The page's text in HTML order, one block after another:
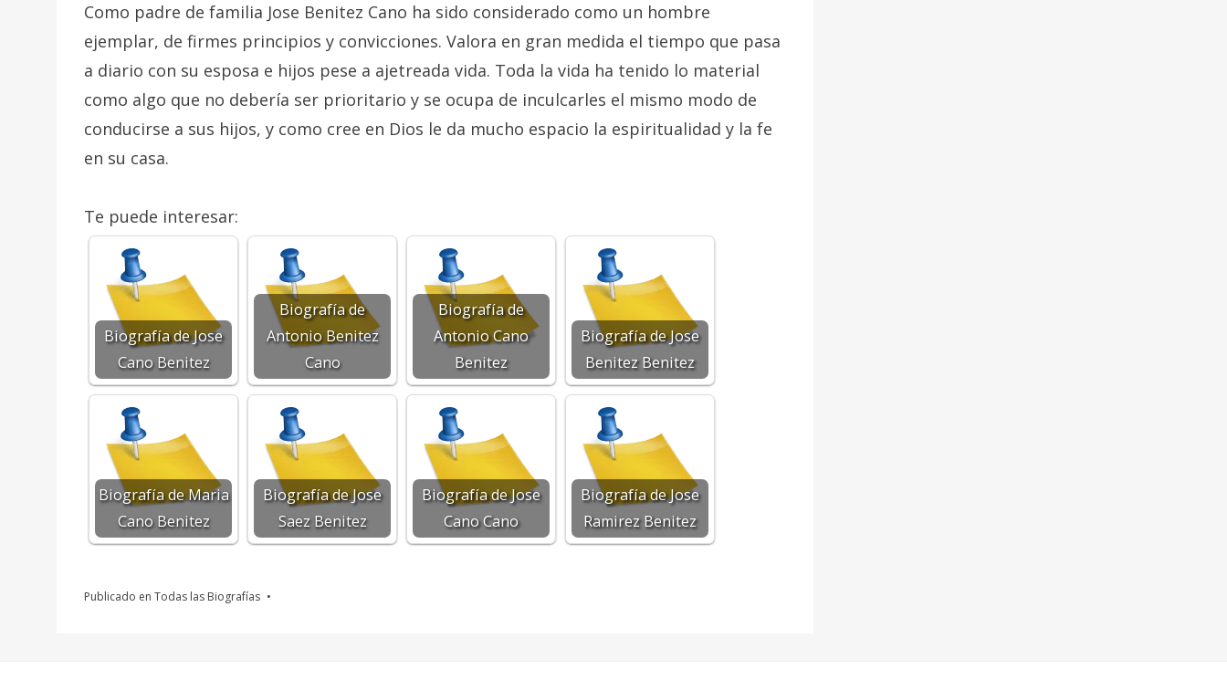
Como padre de familia Jose Benitez Cano ha sido considerado como un hombre
ejemplar, de firmes principios y convicciones. Valora en gran medida el tiempo que pasa
a diario con su esposa e hijos pese a ajetreada vida. Toda la vida ha tenido lo material
como algo que no debería ser prioritario y se ocupa de inculcarles el mismo modo de
conducirse a sus hijos, y como cree en Dios le da mucho espacio la espiritualidad y la fe
en su casa.
Te puede interesar:
Biografía de Jose
Cano Benitez
Biografía de
Antonio Benitez
Cano
Biografía de
Antonio Cano
Benitez
Biografía de Jose
Benitez Benitez
Biografía de Maria
Cano Benitez
Biografía de Jose
Saez Benitez
Biografía de Jose
Cano Cano
Biografía de Jose
Ramirez Benitez
Publicado en Todas las Biografías